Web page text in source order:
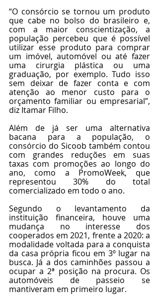
“O consórcio se tornou um produto
que cabe no bolso do brasileiro e,
com a maior conscientização, a
população percebeu que é possível
utilizar esse produto para comprar
um imóvel, automóvel ou até fazer
uma cirurgia plástica ou uma
graduação, por exemplo. Tudo isso
sem deixar de fazer conta e com
atenção ao menor custo para o
orçamento familiar ou empresarial”,
diz Itamar Filho.
Além de já ser uma alternativa
bacana para a população, o
consórcio do Sicoob também contou
com grandes reduções em suas
taxas com promoções ao longo do
ano, como a PromoWeek, que
representou 30% do total
comercializado em todo o ano.
Segundo o levantamento da
instituição financeira, houve uma
mudança no interesse dos
cooperados em 2021, frente a 2020: a
modalidade voltada para a conquista
da casa própria ficou em 3º lugar na
busca. Já a dos caminhões passou a
ocupar a 2ª posição na procura. Os
automóveis de passeio se
mantiveram em primeiro lugar.